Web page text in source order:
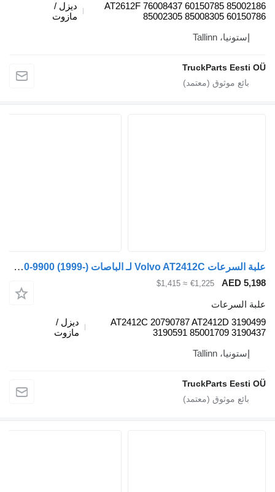
AT2612F 76008437 60150785
85002305 85008305
ديزل /
مازوت
إستونيا، Tallinn
TruckParts
علبة السرعات Volvo AT2412C لـ الباصات Volvo 7700-9900 (1999-)
AED
€1,225
≈ $1,415
السرعات
AT2412C 20790787 AT2412D
3190591 85001709
ديزل /
مازوت
إستونيا، Tallinn
TruckParts